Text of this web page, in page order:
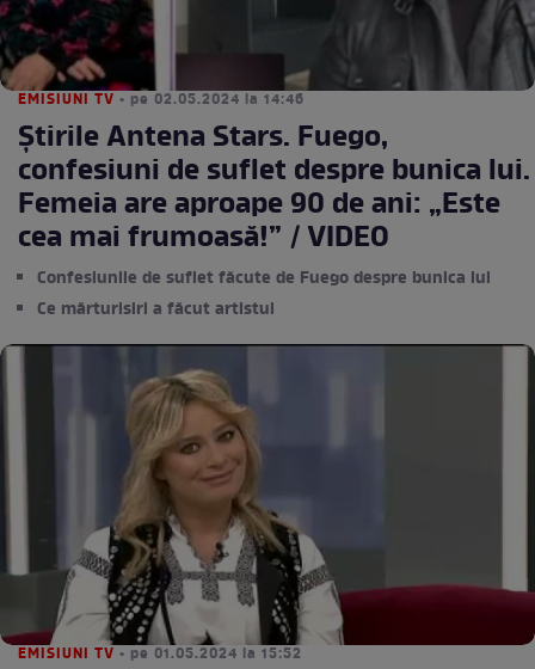
EMISIUNI TV • pe 02.05.2024 la 14:46
Știrile Antena Stars. Fuego,
confesiuni de suflet despre bunica lui.
Femeia are aproape 90 de ani: „Este
cea mai frumoasă!” / VIDEO
Confesiunile de suflet făcute de Fuego despre bunica lui
Ce mărturisiri a făcut artistul
EMISIUNI TV • pe 01.05.2024 la 15:52